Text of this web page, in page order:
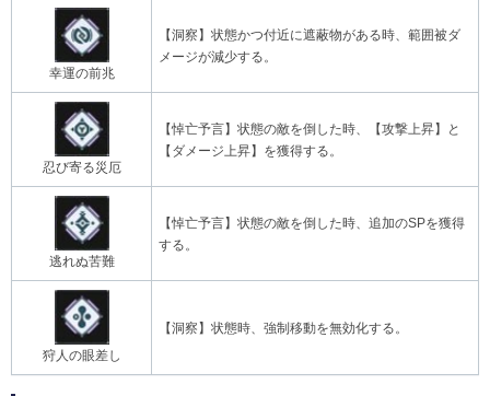
幸運の前兆
【洞察】状態かつ付近に遮蔽物がある時、範囲被ダ
メージが減少する。
忍び寄る災厄
【悼亡予言】状態の敵を倒した時、【攻撃上昇】と
【ダメージ上昇】を獲得する。
逃れぬ苦難
【悼亡予言】状態の敵を倒した時、追加のSPを獲得
する。
狩人の眼差し
【洞察】状態時、強制移動を無効化する。